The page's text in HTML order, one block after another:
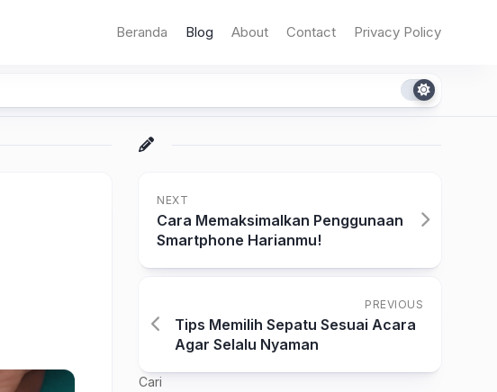
Beranda Blog About Contact Privacy Policy
NEXT
Cara Memaksimalkan Penggunaan
Smartphone Harianmu!
PREVIOUS
Tips Memilih Sepatu Sesuai Acara
Agar Selalu Nyaman
Cari